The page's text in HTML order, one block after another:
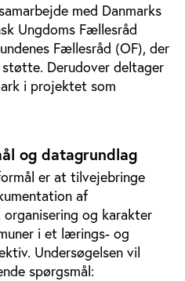
med Danmarks
Ungdoms Fællesråd
Fællesråd (OF), der
Derudover deltager
i projektet som
og datagrundlag
er at tilvejebringe
af
organisering og karakter
i et lærings- og
Undersøgelsen vil
spørgsmål: